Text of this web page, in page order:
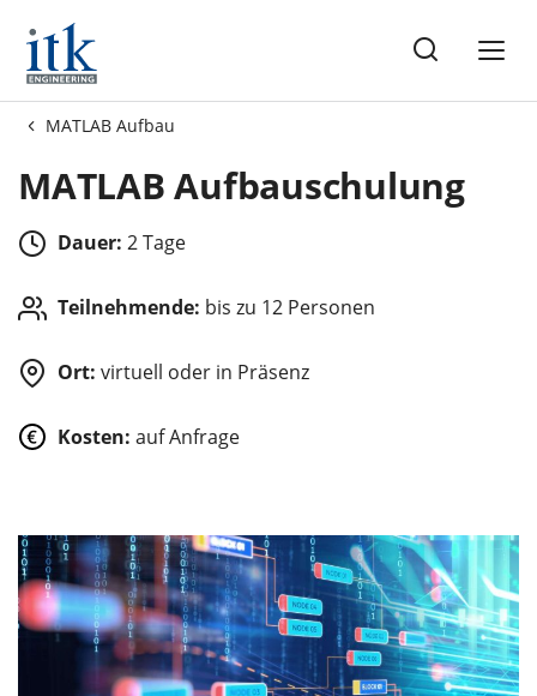
MATLAB Aufbau
MATLAB Aufbauschulung
Dauer: 2 Tage
Teilnehmende: bis zu 12 Personen
Ort: virtuell oder in Präsenz
Kosten: auf Anfrage